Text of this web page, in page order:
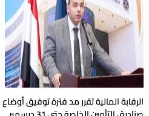
الرقابة المالية تقرر مد فترة توفيق أوضاع